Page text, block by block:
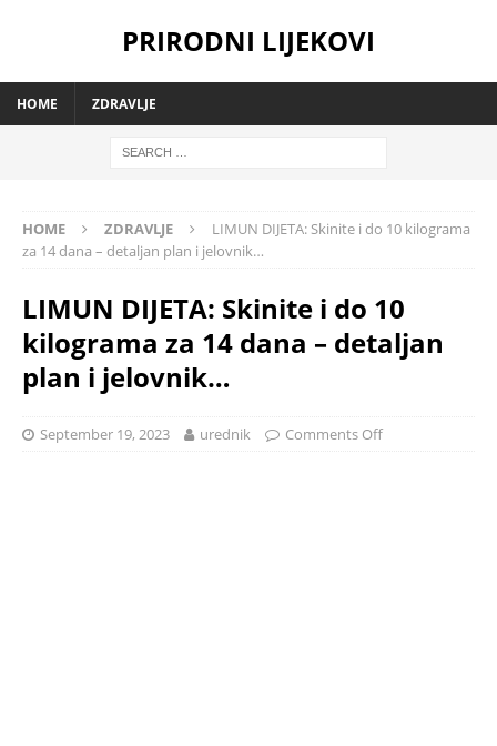
PRIRODNI LIJEKOVI
HOME ZDRAVLJE
HOME ZDRAVLJE
LIMUN DIJETA: Skinite i do 10 kilograma
za 14 dana – detaljan plan i jelovnik…
LIMUN DIJETA: Skinite i do 10
kilograma za 14 dana – detaljan
plan i jelovnik…
September 19, 2023 urednik Comments Off